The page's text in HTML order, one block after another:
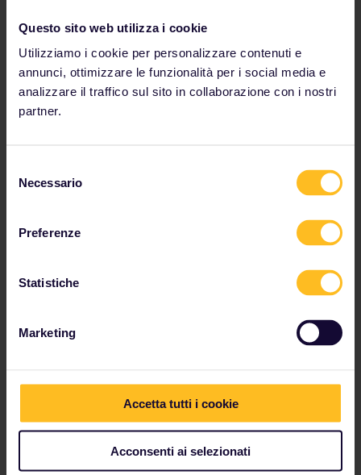
Questo sito web utilizza i cookie
Utilizziamo i cookie per personalizzare contenuti e
annunci, ottimizzare le funzionalità per i social media e
analizzare il traffico sul sito in collaborazione con i nostri
partner.
delNecessario
Preferenze
Statistiche
Marketing
Accetta tutti i cookie
Acconsenti ai selezionati
Hai bisogno di consigli su dove andare e cosa vedere?